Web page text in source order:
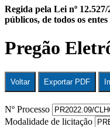
Regida pela Lei nº
públicos, de todos os
Pregão
Voltar Exportar PDF
Nº Processo
Modalidade de licitação